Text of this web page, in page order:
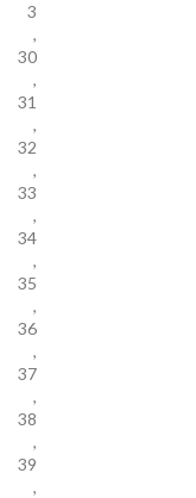
3
,
30
,
31
,
32
,
33
,
34
,
35
,
36
,
37
,
38
,
39
,